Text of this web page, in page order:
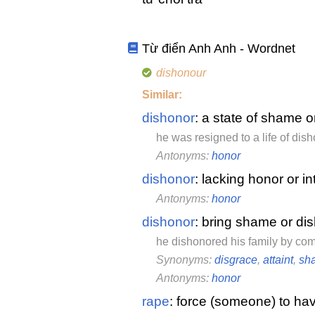
Từ điển Anh Anh - Wordnet
dishonour
Similar:
dishonor: a state of shame
he was resigned to a life of
Antonyms: honor
dishonor: lacking honor or
Antonyms: honor
dishonor: bring shame or
he dishonored his family by
Synonyms: disgrace, attaint,
Antonyms: honor
rape: force (someone) to